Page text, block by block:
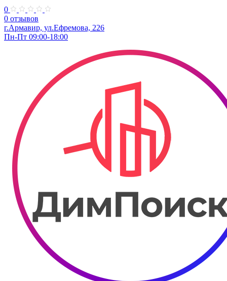
0
0 отзывов
г.Армавир, ул.Ефремова, 226
Пн-Пт 09:00-18:00